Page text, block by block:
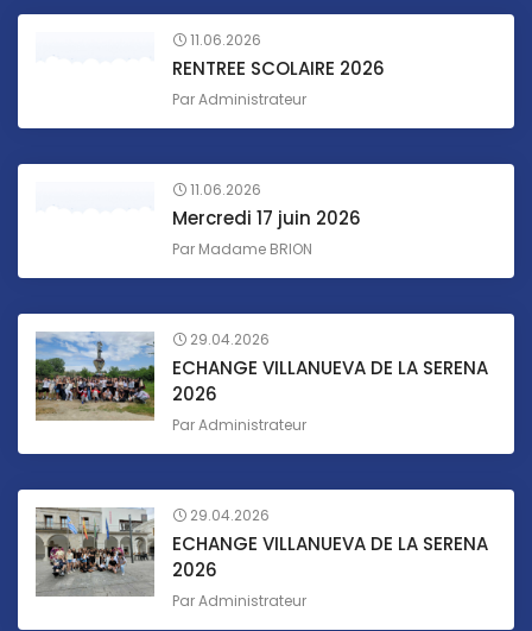
11.06.2026
RENTREE SCOLAIRE 2026
ParAdministrateur
11.06.2026
Mercredi 17 juin 2026
Par Madame BRION
29.04.2026
ECHANGE VILLANUEVA DE LA SERENA
2026
ParAdministrateur
29.04.2026
ECHANGE VILLANUEVA DE LA SERENA
2026
ParAdministrateur